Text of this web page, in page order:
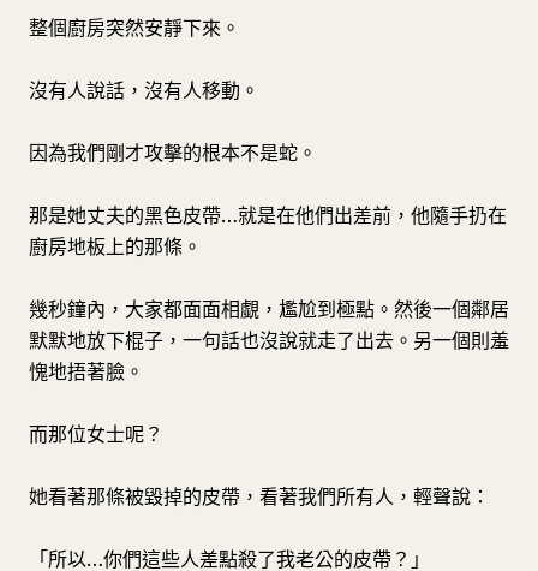
整個廚房突然安靜下來。
沒有人說話，沒有人移動。
因為我們剛才攻擊的根本不是蛇。
那是她丈夫的黑色皮帶…就是在他們出差前，他隨手扔在
廚房地板上的那條。
幾秒鐘內，大家都面面相覷，尷尬到極點。然後一個鄰居
默默地放下棍子，一句話也沒說就走了出去。另一個則羞
愧地捂著臉。
而那位女士呢？
她看著那條被毀掉的皮帶，看著我們所有人，輕聲說：
「所以…你們這些人差點殺了我老公的皮帶？」